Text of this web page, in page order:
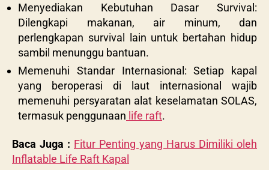
Menyediakan Kebutuhan Dasar Survival:
Dilengkapi makanan, air minum, dan
perlengkapan survival lain untuk bertahan hidup
sambil menunggu bantuan.
Memenuhi Standar Internasional: Setiap kapal
yang beroperasi di laut internasional wajib
memenuhi persyaratan alat keselamatan SOLAS,
termasuk penggunaan life raft.
Baca Juga : Fitur Penting yang Harus Dimiliki oleh
Inflatable Life Raft Kapal